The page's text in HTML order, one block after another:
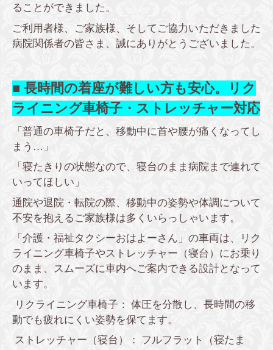
ることができました。
ご利用者様、ご家族様、そしてご協力いただきました
病院関係者の皆さま、誠にありがとうございました。
■ 長時間の着座が難しい方も安心。リク
ライニング車椅子・ストレッチャー対応
「普通の車椅子だと、移動中に首や腰が痛くなってし
まう…」
「寝たきりの状態なので、寝台のまま病院まで連れて
いってほしい」
通院や退院・転院の際、移動中の姿勢や体調について
不安を抱えるご家族様は多くいらっしゃいます。
「介護・福祉タクシーおはよーさん」の車両は、リク
ライニング車椅子やストレッチャー（寝台）にお乗り
のまま、スムーズに車内へご案内できる設計となって
います。
リクライニング車椅子： 体圧を分散し、長時間の移
動でも疲れにくい姿勢を保てます。
ストレッチャー（寝台）： フルフラット（寝たま